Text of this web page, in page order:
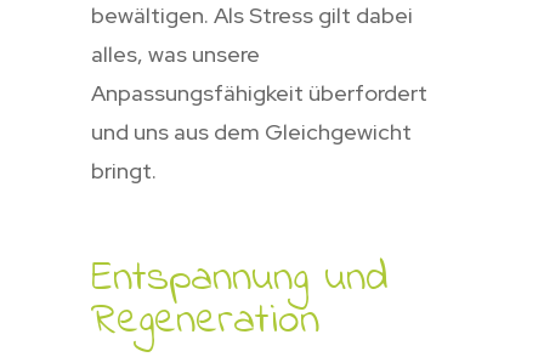
bewältigen. Als Stress gilt dabei
alles, was unsere
Anpassungsfähigkeit überfordert
und uns aus dem Gleichgewicht
bringt.
Entspannung und
Regeneration